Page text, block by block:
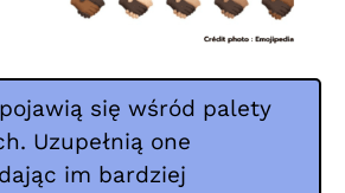
się wśród palety
Uzupełnią one
im bardziej